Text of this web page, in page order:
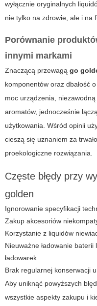
wyłącznie oryginalnych
nie tylko na zdrowie, ale i na
Porównanie
innymi markami
Znaczącą przewagą go
komponentów oraz dbałość
moc urządzenia,
aromatów, jednocześnie
użytkowania. Wśród opinii
cieszą się uznaniem za
proekologiczne rozwiązania.
Częste błędy przy
golden
Ignorowanie specyfikacji
Zakup akcesoriów
Korzystanie z liquidów
Nieuważne ładowanie baterii
ładowarek
Brak regularnej konserwacji
Aby uniknąć powyższych
wszystkie aspekty zakupu i